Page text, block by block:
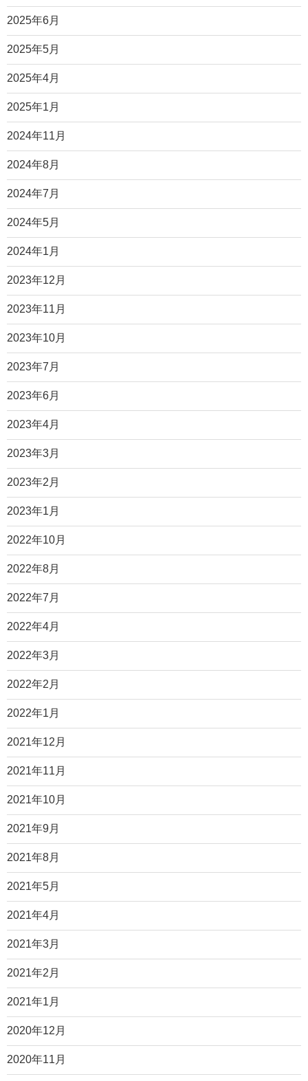
2025年6月
2025年5月
2025年4月
2025年1月
2024年11月
2024年8月
2024年7月
2024年5月
2024年1月
2023年12月
2023年11月
2023年10月
2023年7月
2023年6月
2023年4月
2023年3月
2023年2月
2023年1月
2022年10月
2022年8月
2022年7月
2022年4月
2022年3月
2022年2月
2022年1月
2021年12月
2021年11月
2021年10月
2021年9月
2021年8月
2021年5月
2021年4月
2021年3月
2021年2月
2021年1月
2020年12月
2020年11月